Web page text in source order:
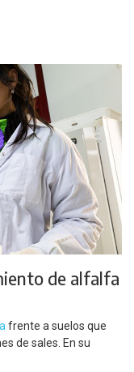
de alfalfa
frente a suelos que
de sales. En su